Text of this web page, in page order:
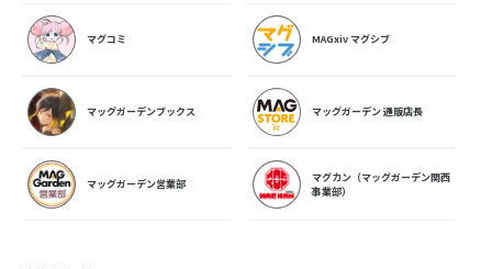
マグコミ MAGxiv マグシブ
マッグガーデンブックス マッグガーデン 通販店長
マッグガーデン営業部
マグカン（マッグガーデン関西
事業部）